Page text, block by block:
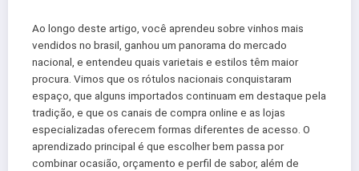
Ao longo deste artigo, você aprendeu sobre vinhos mais
vendidos no brasil, ganhou um panorama do mercado
nacional, e entendeu quais varietais e estilos têm maior
procura. Vimos que os rótulos nacionais conquistaram
espaço, que alguns importados continuam em destaque pela
tradição, e que os canais de compra online e as lojas
especializadas oferecem formas diferentes de acesso. O
aprendizado principal é que escolher bem passa por
combinar ocasião, orçamento e perfil de sabor, além de